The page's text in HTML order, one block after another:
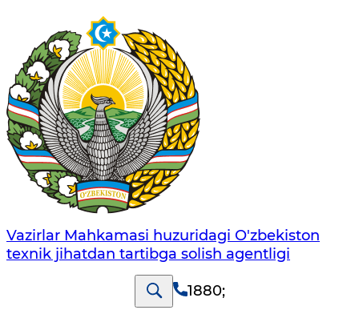
Vazirlar Mahkamasi huzuridagi O'zbekiston
texnik jihatdan tartibga solish agentligi
1880;